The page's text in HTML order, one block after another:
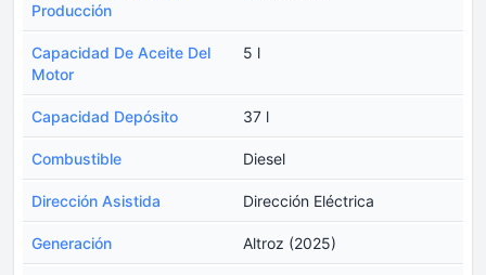
Producción
Capacidad De Aceite Del
Motor
5 l
Capacidad Depósito 37 l
Combustible Diesel
Dirección Asistida Dirección Eléctrica
Generación Altroz (2025)